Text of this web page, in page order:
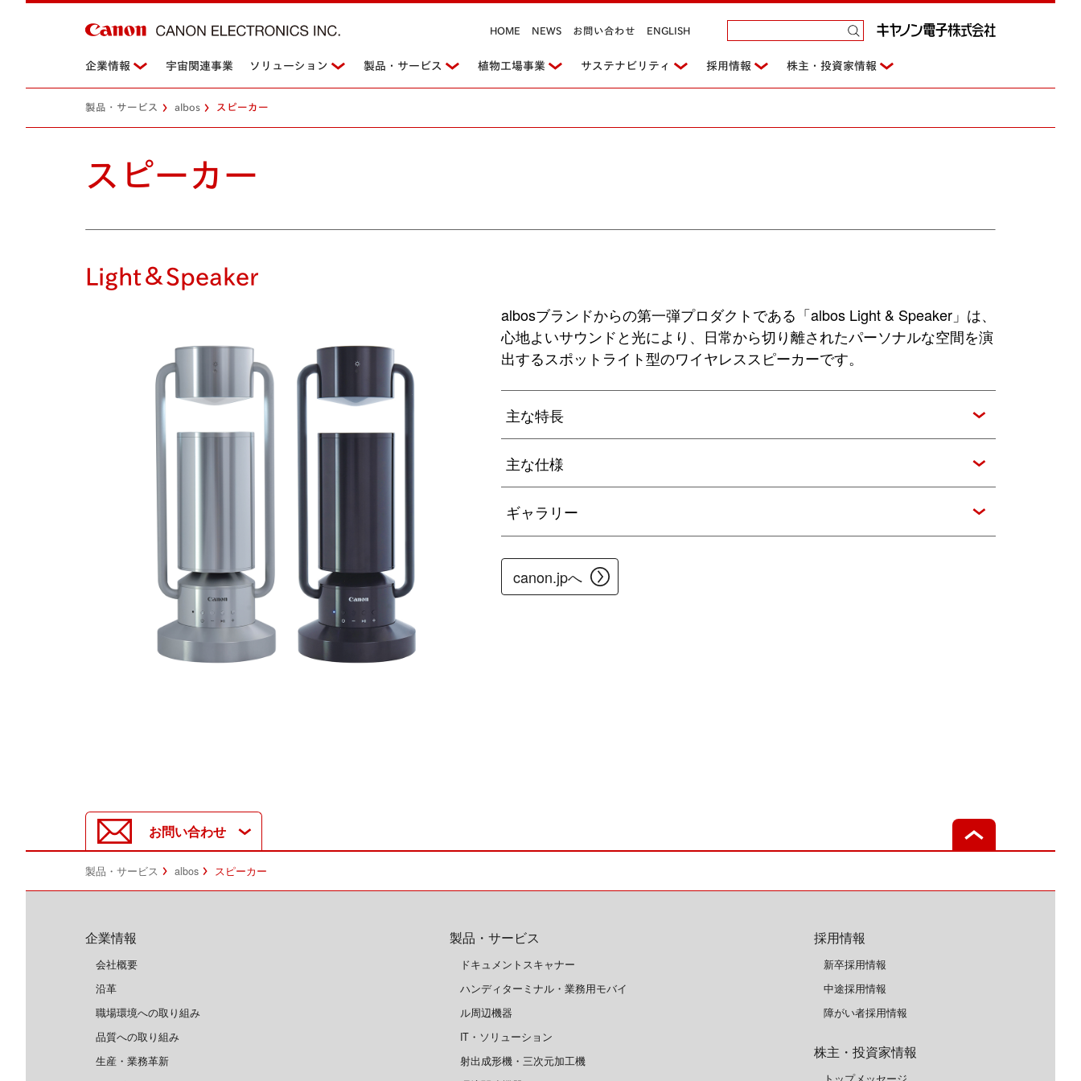
企業情報 宇宙関連事業 ソリューション 製品・サービス 植物工場事業 サステナビリティ 採用情報 株主・投資家情報
HOME NEWS お問い合わせ ENGLISH
製品・サービス albos スピーカー
スピーカー
Light＆Speaker
albosブランドからの第一弾プロダクトである「albos Light & Speaker」は、
心地よいサウンドと光により、日常から切り離されたパーソナルな空間を演
出するスポットライト型のワイヤレススピーカーです。
主な特長
主な仕様
ギャラリー
canon.jpへ
お問い合わせ
製品・サービス albos スピーカー
企業情報
会社概要
沿革
職場環境への取り組み
品質への取り組み
生産・業務革新
製品・サービス
ドキュメントスキャナー
ハンディターミナル・業務用モバイ
ル周辺機器
IT・ソリューション
射出成形機・三次元加工機
採用情報
新卒採用情報
中途採用情報
障がい者採用情報
株主・投資家情報